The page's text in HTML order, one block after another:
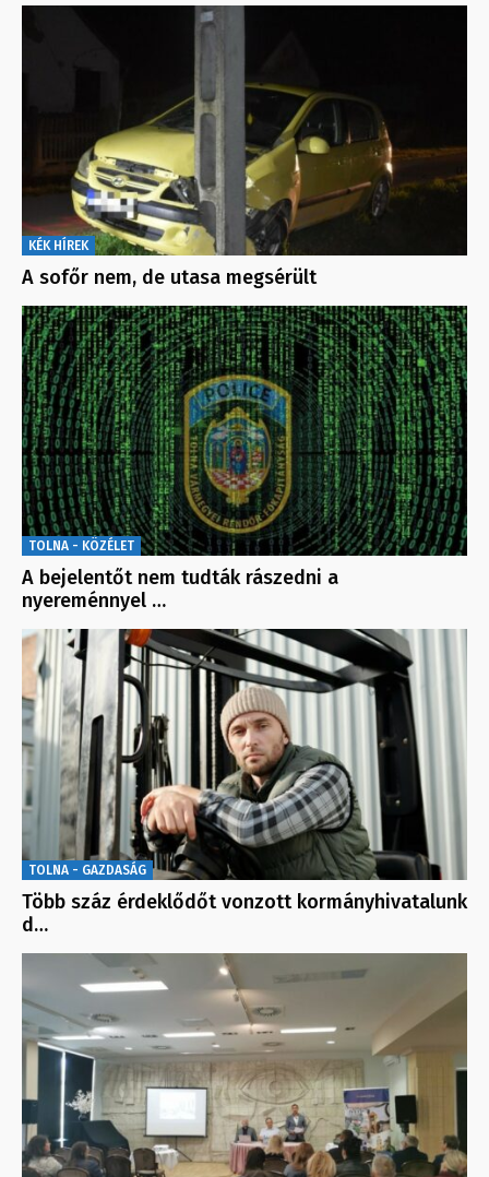
KÉK HÍREK
A sofőr nem, de utasa megsérült
TOLNA - KÖZÉLET
A bejelentőt nem tudták rászedni a
nyereménnyel …
TOLNA - GAZDASÁG
Több száz érdeklődőt vonzott kormányhivatalunk
d…